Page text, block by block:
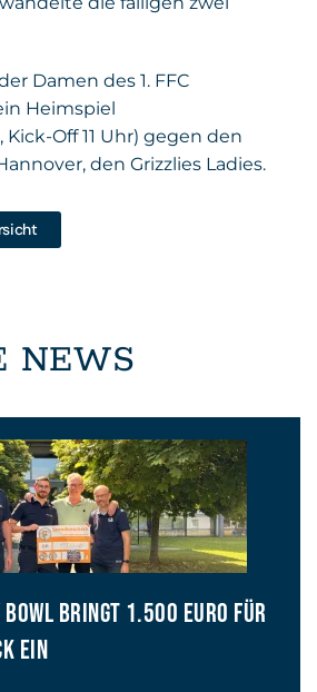
Damen des 1. FFC
Heimspiel
Kick-Off 11 Uhr) gegen den
den Grizzlies Ladies.
NEWS
BOWL BRINGT 1.500 EURO FÜR
EIN